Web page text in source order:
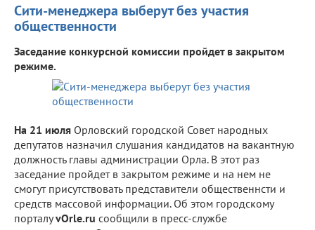
Сити-менеджера выберут без участия
общественности
Заседание конкурсной комиссии пройдет в закрытом
режиме.
На 21 июля Орловский городской Совет народных
депутатов назначил слушания кандидатов на вакантную
должность главы администрации Орла. В этот раз
заседание пройдет в закрытом режиме и на нем не
смогут присутствовать представители общественнсти и
средств массовой информации. Об этом городскому
порталуvOrle.ru сообщили в пресс-службе